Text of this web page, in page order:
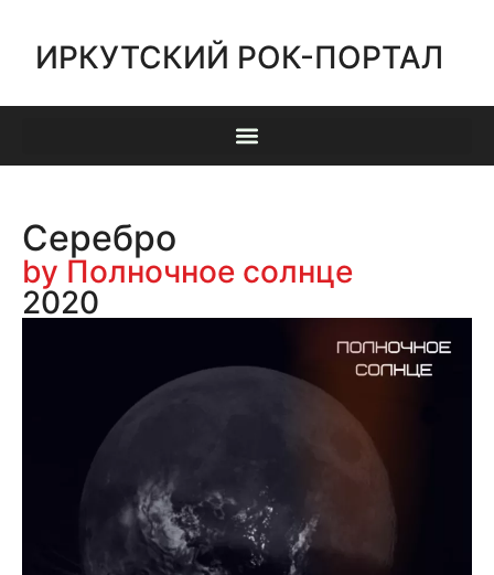
ИРКУТСКИЙ РОК-ПОРТАЛ
Серебро
by Полночное солнце
2020